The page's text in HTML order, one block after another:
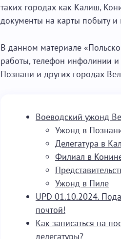
таких городах как Калиш,
документы на карты побыту и
В данном материале
работы, телефон инфолинии и
Познани и других городах
Воеводский ужонд
Ужонд в
Делегатура в
Филиал в
Ужонд в Пиле
UPD 01.10.2024.
почтой!
Как записаться на
делегатуры?